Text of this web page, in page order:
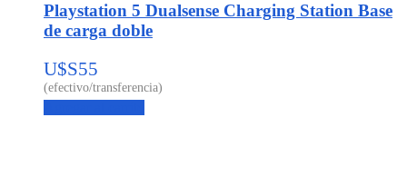
Playstation 5 Dualsense Charging Station Base
de carga doble
U$S55